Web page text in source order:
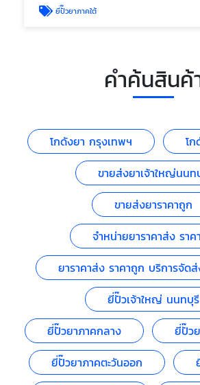
ยี่ปั๊วยาภาคใต้
คำค้นสินค้
โกดังยา กรุงเทพฯ
โ
ขายส่งยาเจ้าใหญ่นนท
ขายส่งยาราคาถูก
จำหน่ายยาราคาส่ง ราค
ยาราคาส่ง ราคาถูก บริการจัดส่
ยี่ปั๊วเจ้าใหญ่ นนทบุรี
ยี่ปั๊วยาภาคกลาง
ยี่ปั๊ว
ยี่ปั๊วยาภาคตะวันออก